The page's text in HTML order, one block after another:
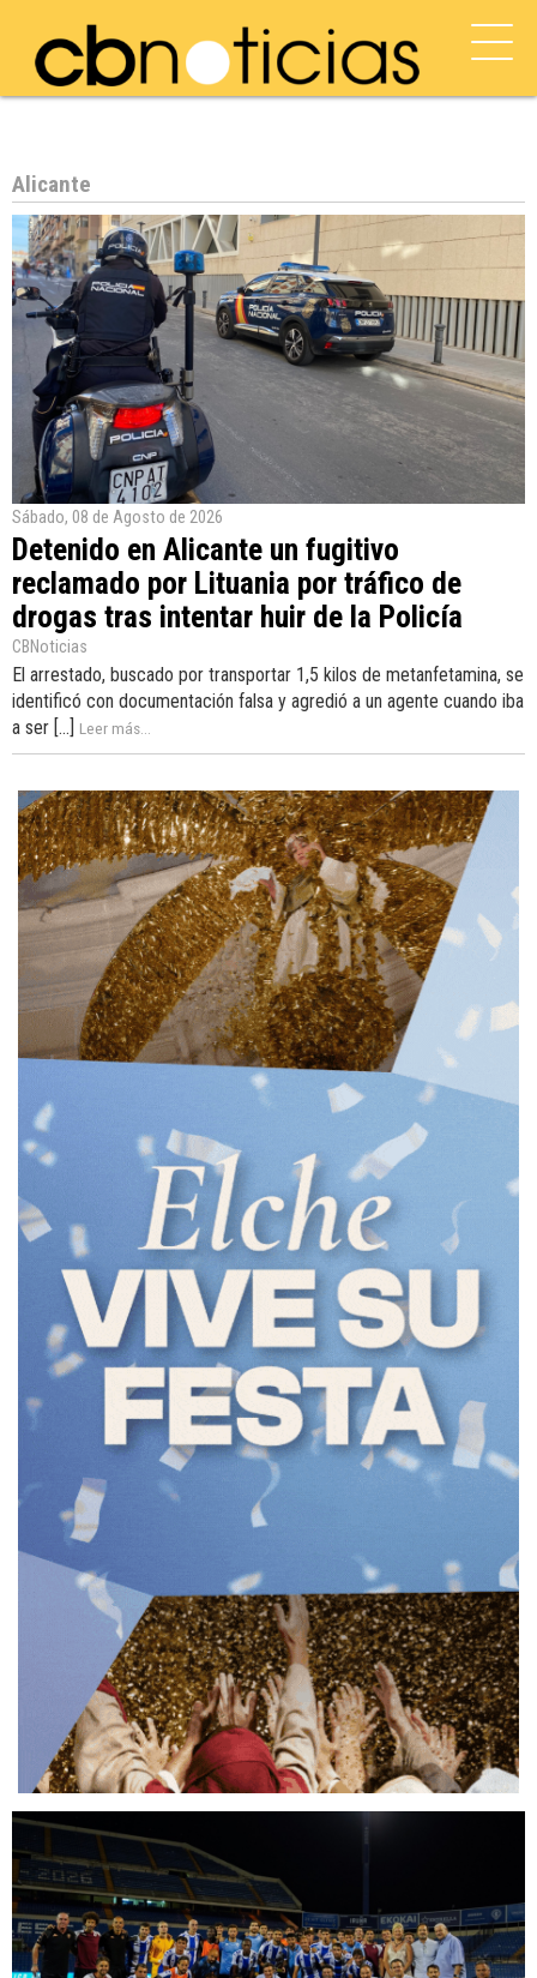
Alicante
Sábado, 08 de Agosto de 2026
Detenido en Alicante un fugitivo
reclamado por Lituania por tráfico de
drogas tras intentar huir de la Policía
CBNoticias
El arrestado, buscado por transportar 1,5 kilos de metanfetamina, se
identificó con documentación falsa y agredió a un agente cuando iba
a ser [...] Leer más...